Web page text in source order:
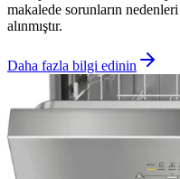
makalede sorunların
alınmıştır.
Daha fazla bilgi edinin